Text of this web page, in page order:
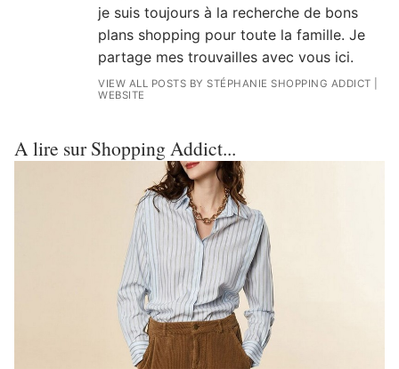
je suis toujours à la recherche de bons
plans shopping pour toute la famille. Je
partage mes trouvailles avec vous ici.
VIEW ALL POSTS BY STÉPHANIE SHOPPING ADDICT
WEBSITE
A lire sur Shopping Addict...